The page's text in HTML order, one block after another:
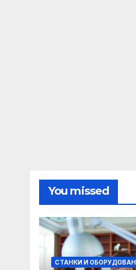
You missed
СТАНКИ И